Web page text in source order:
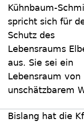
Kühnbaum-
spricht sich für
Schutz des
Lebensraums
aus. Sie sei ein
Lebensraum von
unschätzbarem
Bislang hat die